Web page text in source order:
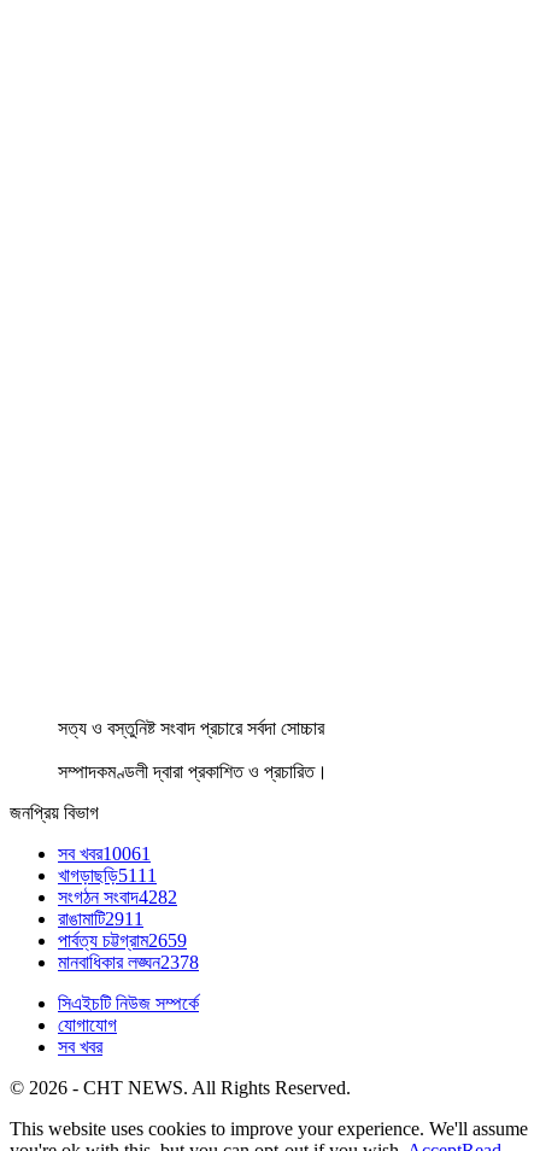
সত্য ও বস্তুনিষ্ট সংবাদ প্রচারে সর্বদা সোচ্চার
সম্পাদকমণ্ডলী দ্বারা প্রকাশিত ও প্রচারিত।
জনপ্রিয় বিভাগ
সব খবর10061
খাগড়াছড়ি5111
সংগঠন সংবাদ4282
রাঙামাটি2911
পার্বত্য চট্টগ্রাম2659
মানবাধিকার লঙ্ঘন2378
সিএইচটি নিউজ সম্পর্কে
যোগাযোগ
সব খবর
© 2026 - CHT NEWS. All Rights Reserved.
This website uses cookies to improve your experience. We'll assume